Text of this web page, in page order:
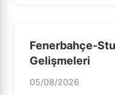
Fenerbahçe-
Gelişmeleri
05/08/2026